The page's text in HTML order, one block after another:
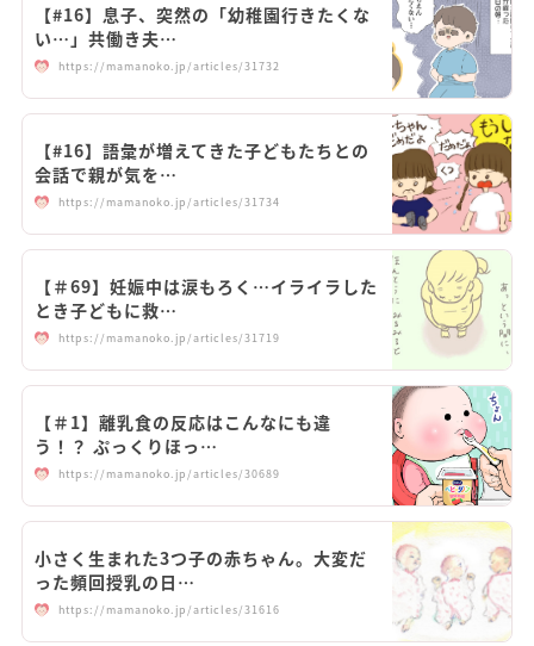
【#16】息子、突然の「幼稚園行きたくな
い…」共働き夫…
https://mamanoko.jp/articles/31732
【#16】語彙が増えてきた子どもたちとの
会話で親が気を…
https://mamanoko.jp/articles/31734
【＃69】妊娠中は涙もろく…イライラした
とき子どもに救…
https://mamanoko.jp/articles/31719
【＃1】離乳食の反応はこんなにも違
う！？ ぷっくりほっ…
https://mamanoko.jp/articles/30689
小さく生まれた3つ子の赤ちゃん。大変だ
った頻回授乳の日…
https://mamanoko.jp/articles/31616